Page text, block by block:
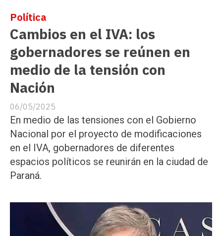
Cambios en el IVA: los
gobernadores se reúnen en
medio de la tensión con
Nación
Política
06/05/2025
En medio de las tensiones con el Gobierno
Nacional por el proyecto de modificaciones
en el IVA, gobernadores de diferentes
espacios políticos se reunirán en la ciudad de
Paraná.